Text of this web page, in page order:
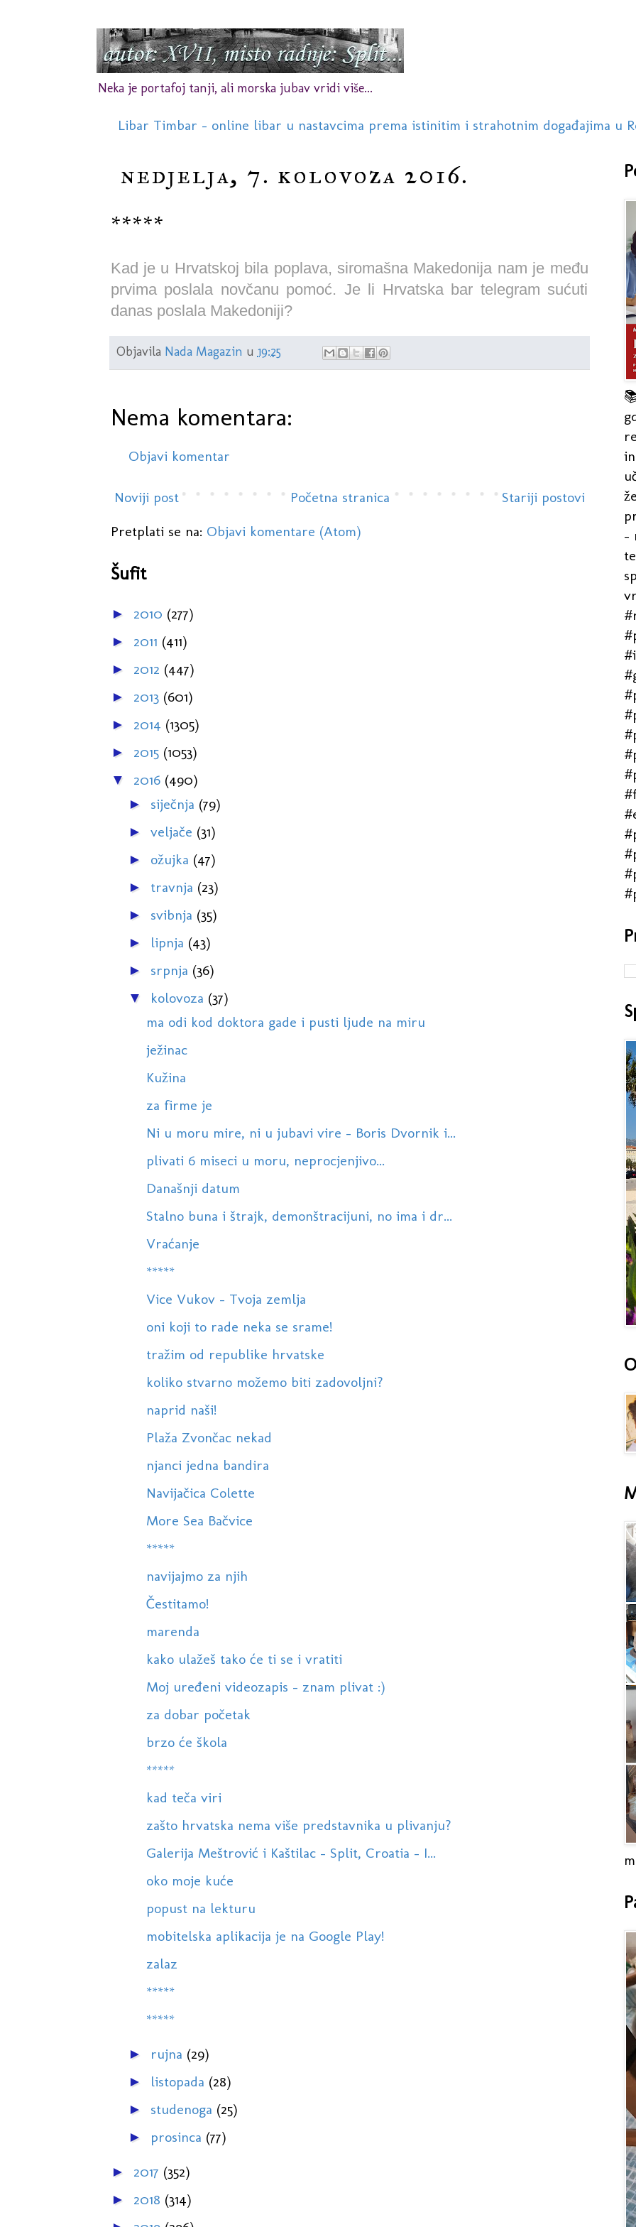
Neka je portafoj tanji, ali morska jubav vridi više...
Libar Timbar - online libar u nastavcima prema istinitim i strahotnim događajima u
nedjelja, 7. kolovoza 2016.
*****
Kad je u Hrvatskoj bila poplava, siromašna Makedonija nam je među
prvima poslala novčanu pomoć. Je li Hrvatska bar telegram sućuti
danas poslala Makedoniji?
Objavila Nada Magazin u 19:25
Nema komentara:
Objavi komentar
Noviji post Stariji postovi
Početna stranica
Pretplati se na: Objavi komentare (Atom)
Šufit
► 2010 (277)
► 2011 (411)
► 2012 (447)
► 2013 (601)
► 2014 (1305)
► 2015 (1053)
▼ 2016 (490)
► siječnja (79)
► veljače (31)
► ožujka (47)
► travnja (23)
► svibnja (35)
► lipnja (43)
► srpnja (36)
▼ kolovoza (37)
ma odi kod doktora gade i pusti ljude na miru
ježinac
Kužina
za firme je
Ni u moru mire, ni u jubavi vire - Boris Dvornik i...
plivati 6 miseci u moru, neprocjenjivo...
Današnji datum
Stalno buna i štrajk, demonštracijuni, no ima i dr...
Vraćanje
*****
Vice Vukov - Tvoja zemlja
oni koji to rade neka se srame!
tražim od republike hrvatske
koliko stvarno možemo biti zadovoljni?
naprid naši!
Plaža Zvončac nekad
njanci jedna bandira
Navijačica Colette
More Sea Bačvice
*****
navijajmo za njih
Čestitamo!
marenda
kako ulažeš tako će ti se i vratiti
Moj uređeni videozapis - znam plivat :)
za dobar početak
brzo će škola
*****
kad teča viri
zašto hrvatska nema više predstavnika u plivanju?
Galerija Meštrović i Kaštilac - Split, Croatia - I...
oko moje kuće
popust na lekturu
mobitelska aplikacija je na Google Play!
zalaz
*****
*****
► rujna (29)
► listopada (28)
► studenoga (25)
► prosinca (77)
► 2017 (352)
► 2018 (314)
-